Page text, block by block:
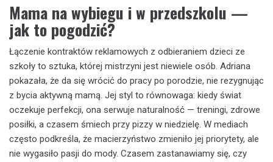
Mama na wybiegu i w przedszkolu —
jak to pogodzić?
Łączenie kontraktów reklamowych z odbieraniem dzieci ze
szkoły to sztuka, której mistrzyni jest niewiele osób. Adriana
pokazała, że da się wrócić do pracy po porodzie, nie rezygnując
z bycia aktywną mamą. Jej styl to równowaga: kiedy świat
oczekuje perfekcji, ona serwuje naturalność — treningi, zdrowe
posiłki, a czasem śmiech przy pizzy w niedzielę. W mediach
często podkreśla, że macierzyństwo zmieniło jej priorytety, ale
nie wygasiło pasji do mody. Czasem zastanawiamy się, czy